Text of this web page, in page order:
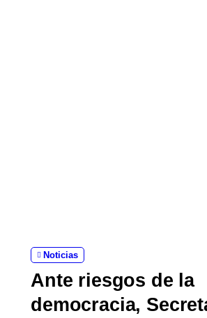
Noticias
Ante riesgos de la
democracia,